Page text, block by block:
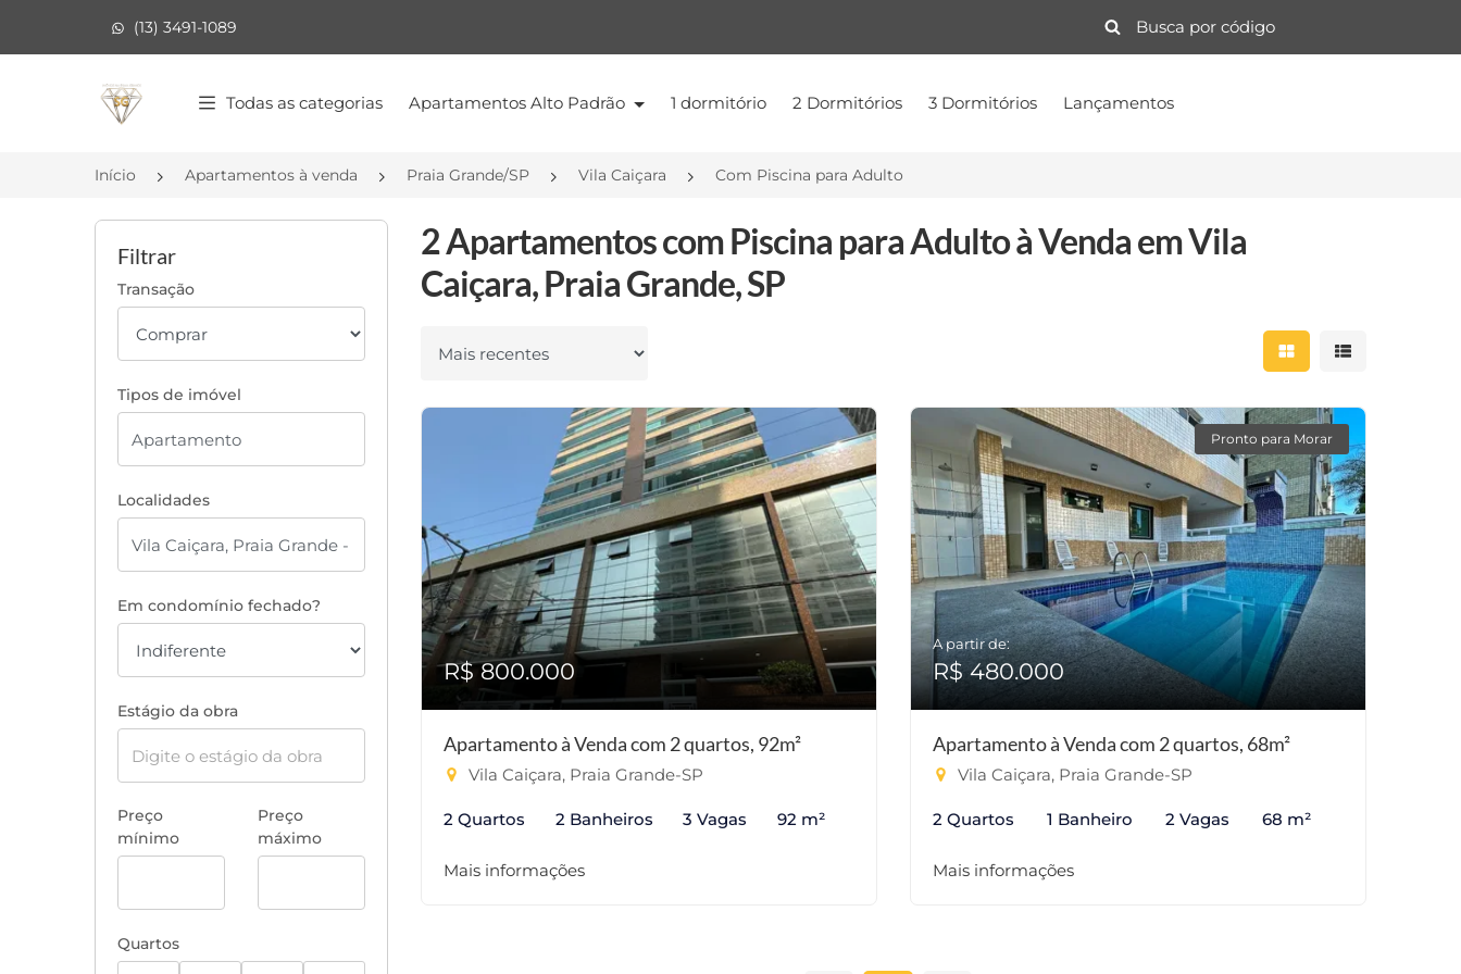
(13) 3491-1089
Página inicial
Todas as categorias Apartamentos Alto Padrão 1 dormitório 2 Dormitórios 3 Dormitórios Lançamentos
Início Apartamentos à venda Praia Grande/SP Vila Caiçara Com Piscina para Adulto
Filtrar
Transação
Tipos de imóvel
Localidades
Em condomínio fechado?
Estágio da obra
Preço
mínimo
Preço
máximo
Quartos
2 Apartamentos com Piscina para Adulto à Venda em Vila
Caiçara, Praia Grande, SP
Ordenar por Mostrar resultados
Mostrar
R$ 800.000
Apartamento à Venda com 2 quartos, 92m²
Vila Caiçara, Praia Grande-SP
2 Quartos 2 Banheiros 3 Vagas 92 m²
Mais informações
Pronto para Morar
A partir de:
R$ 480.000
Apartamento à Venda com 2 quartos, 68m²
Vila Caiçara, Praia Grande-SP
2 Quartos 1 Banheiro 2 Vagas 68 m²
Mais informações